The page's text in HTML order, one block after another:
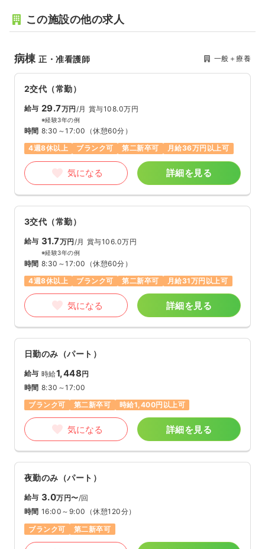
この施設の他の求人
病棟正・准看護師 一般＋療養
2交代（常勤）
給与 29.7万円/月 賞与108.0万円
※経験3年の例
時間 8:30～17:00 （休憩60分）
4週8休以上
ブランク可 第二新卒可 月給36万円以上可
気になる 詳細を見る
3交代（常勤）
給与 31.7万円 /月 賞与106.0万円
※経験3年の例
時間 8:30～17:00 （休憩60分）
4週8休以上
ブランク可 第二新卒可 月給31万円以上可
気になる 詳細を見る
日勤のみ（パート）
給与 時給1,448円
時間 8:30～17:00
ブランク可
第二新卒可 時給1,400円以上可
気になる 詳細を見る
夜勤のみ（パート）
給与 3.0万円〜/回
時間 16:00～9:00 （休憩120分）
ブランク可
第二新卒可